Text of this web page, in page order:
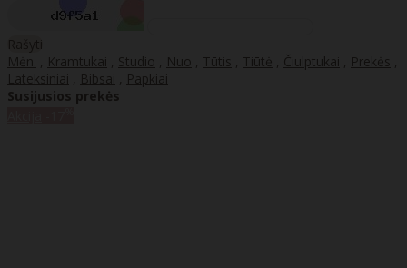
Rašyti
Mėn. , Kramtukai , Studio , Nuo , Tūtis , Tiūtė , Čiulptukai , Prekės ,
Lateksiniai , Bibsai , Papkiai
Susijusios prekės